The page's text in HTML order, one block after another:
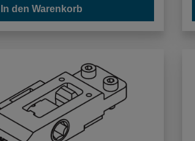
In den Warenkorb